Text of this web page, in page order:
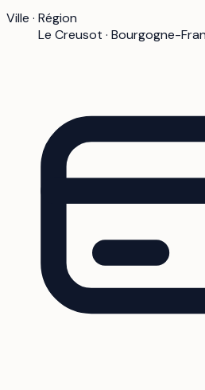
Ville · Région
Le Creusot · Bourgogne-